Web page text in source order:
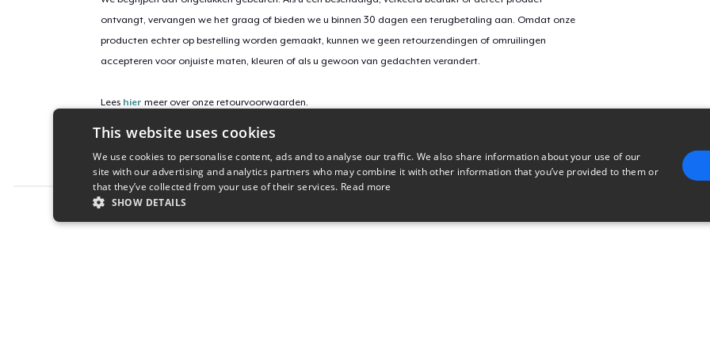
ontvangt, vervangen we het graag of bieden we u binnen 30 dagen een terugbetaling aan. Omdat onze
producten echter op bestelling worden gemaakt, kunnen we geen retourzendingen of omruilingen
accepteren voor onjuiste maten, kleuren of als u gewoon van gedachten verandert.
Lees hier meer over onze retourvoorwaarden.
Campagne-ID
snowdrop-galaxy-mug
This website uses cookies
We use cookies to personalise content, ads and to analyse our traffic. We also share information about your use of our
site with our advertising and analytics partners who may combine it with other information that you’ve provided to them or
that they’ve collected from your use of their services. Read more
SHOW DETAILS